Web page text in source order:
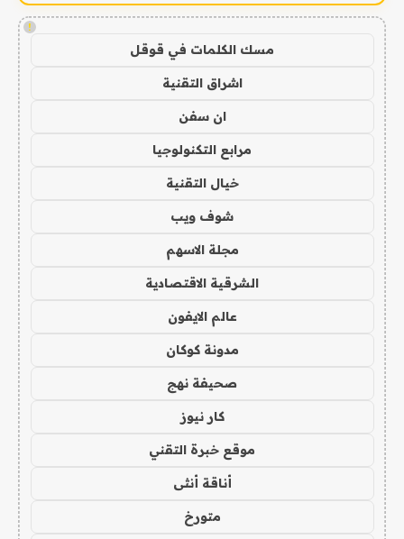
!
مسك الكلمات في قوقل
اشراق التقنية
ان سفن
مرابع التكنولوجيا
خيال التقنية
شوف ويب
مجلة الاسهم
الشرقية الاقتصادية
عالم الايفون
مدونة كوكان
صحيفة نهج
كار نيوز
موقع خبرة التقني
أناقة أنثى
متورخ